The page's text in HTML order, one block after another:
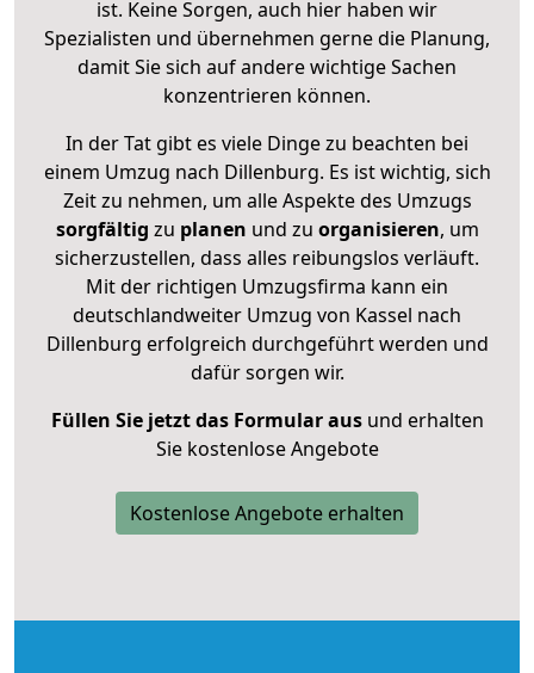
ist. Keine Sorgen, auch hier haben wir
Spezialisten und übernehmen gerne die Planung,
damit Sie sich auf andere wichtige Sachen
konzentrieren können.
In der Tat gibt es viele Dinge zu beachten bei
einem Umzug nach Dillenburg. Es ist wichtig, sich
Zeit zu nehmen, um alle Aspekte des Umzugs
sorgfältig zu planen und zu organisieren, um
sicherzustellen, dass alles reibungslos verläuft.
Mit der richtigen Umzugsfirma kann ein
deutschlandweiter Umzug von Kassel nach
Dillenburg erfolgreich durchgeführt werden und
dafür sorgen wir.
Füllen Sie jetzt das Formular ausund erhalten
Sie kostenlose Angebote
Kostenlose Angebote erhalten